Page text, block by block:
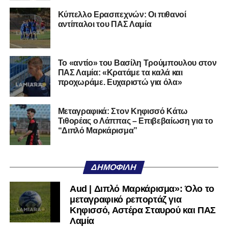
27/06/2002) προέρχεται επίσης από μία γεμάτη χρονιά
στη Γ’ Εθνική με τον ΠΑΣ Λαμία. Στο παρελθόν
αγωνίστηκε στον Λεβαδειακό, ενώ πέρασε και από ομάδες
της Serie D στην Ιταλία, όπως οι Nocerina, S. Maria
Cilento και Castrovillari, έχοντας ξεκινήσει την
ποδοσφαιρική του διαδρομή από τον Απόλλωνα Σμύρνης.
Τον καλωσορίζουμε στην οικογένεια του Σαρωνικού και
του ευχόμαστε υγεία και επιτυχίες.»
Ακολουθήστε τοlamiara.grστοGoogle Newsγια να
μαθαίνετε πρώτοι τα κυανόλευκα νέα στην Ελλάδα και τον
Twitterκαι στοInstagram
μαθαίνετε σε χρόνο dt όλα τα νέα.
Κύπελλο Ερασιτεχνών: Οι πιθανοί
αντίπαλοι του ΠΑΣ Λαμία
Το «αντίο» του Βασίλη Τρούμπουλου στον
ΠΑΣ Λαμία: «Κρατάμε τα καλά και
προχωράμε. Ευχαριστώ για όλα»
Μεταγραφικά: Στον Κηφισσό Κάτω
Τιθορέας ο Λάππας – Επιβεβαίωση για το
“Διπλό Μαρκάρισμα”
ΔΗΜΟΦΙΛΉ
Aud | Διπλό Μαρκάρισμα»: Όλο το
μεταγραφικό ρεπορτάζ για
Κηφισσό, Αστέρα Σταυρού και ΠΑΣ
Λαμία